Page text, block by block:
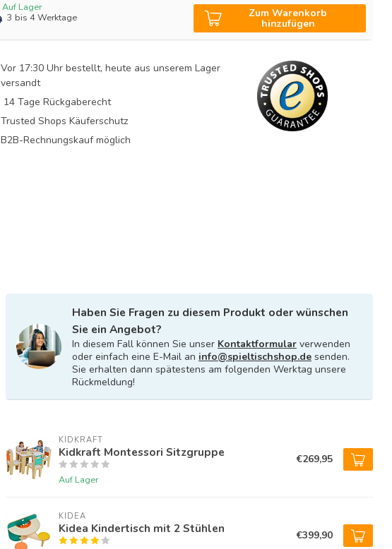
Auf Lager
3 bis 4 Werktage
Zum Warenkorb
hinzufügen
Vor 17:30 Uhr bestellt, heute aus unserem Lager
versandt
14 Tage Rückgaberecht
Trusted Shops Käuferschutz
B2B-Rechnungskauf möglich
Haben Sie Fragen zu diesem Produkt oder wünschen
Sie ein Angebot?
In diesem Fall können Sie unser Kontaktformular verwenden
oder einfach eine E-Mail an info@spieltischshop.de senden.
Sie erhalten dann spätestens am folgenden Werktag unsere
Rückmeldung!
KIDKRAFT
Kidkraft Montessori Sitzgruppe
Auf Lager
€269,95
KIDEA
Kidea Kindertisch mit 2 Stühlen €399,90